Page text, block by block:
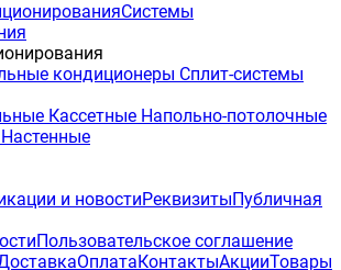
Системы
кондиционеры Сплит-системы
Кассетные Напольно-потолочные
Настенные
и новостиРеквизитыПубличная
Пользовательское соглашение
ОплатаКонтактыАкцииТовары